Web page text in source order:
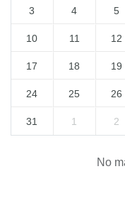
3 4 5
10 11 12
17 18 19
24 25 26
31 1 2
No